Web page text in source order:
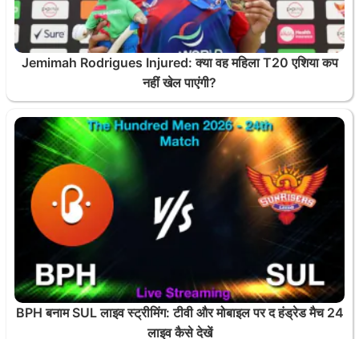
Jemimah Rodrigues Injured: क्या वह महिला T20 एशिया कप
नहीं खेल पाएंगी?
BPH बनाम SUL लाइव स्ट्रीमिंग: टीवी और मोबाइल पर द हंड्रेड मैच 24
लाइव कैसे देखें